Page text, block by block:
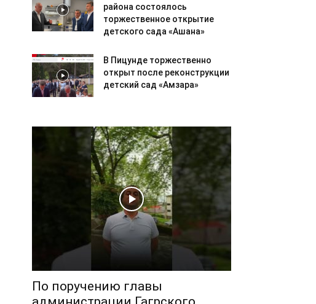
района состоялось
торжественное открытие
детского сада «Ашана»
В Пицунде торжественно
открыт после реконструкции
детский сад «Амзара»
По поручению главы